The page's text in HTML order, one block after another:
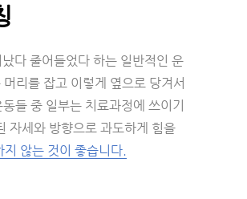
다 줄어들었다 하는 일반적인 운
리를 잡고 이렇게 옆으로 당겨서
들 중 일부는 치료과정에 쓰이기
자세와 방향으로 과도하게 힘을
않는 것이 좋습니다.